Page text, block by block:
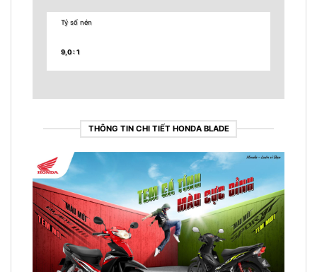
Tỷ số nén
9,0 : 1
THÔNG TIN CHI TIẾT HONDA BLADE